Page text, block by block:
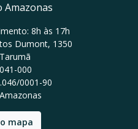
Amazonas
8h às 17h
Dumont, 1350
000
0001-90
mapa